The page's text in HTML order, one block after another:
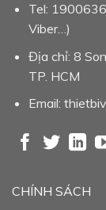
Tel:
Viber…)
Địa chỉ: 8
TP. HCM
Email:
CHÍNH SÁCH